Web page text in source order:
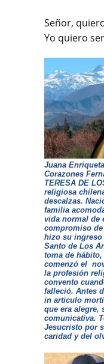
Señor,
Yo quiero
Juana
Corazones
TERESA DE
religiosa
descalzas.
familia
vida normal de
compromiso
hizo su
Santo de Los
toma de
comenzó el
la profesión
convento
falleció. Antes
in articulo
que era alegre,
comunicativa.
Jesucristo por
caridad y del